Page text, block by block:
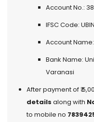
Account No.:
IFSC Code:
Account
Bank Name:
Varanasi
After payment of ₹
details along with
to mobile no